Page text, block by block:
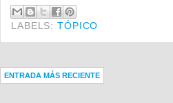
LABELS:TÓPICO
ENTRADA MÁS RECIENTE